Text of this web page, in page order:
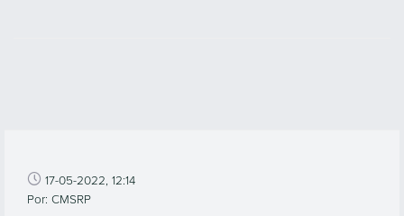
17-05-2022, 12:14
Por: CMSRP